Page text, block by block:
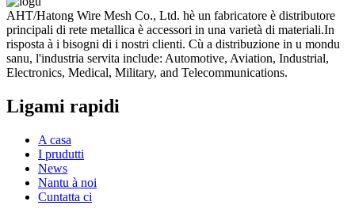
AHT/Hatong Wire Mesh Co., Ltd. hè un fabricatore è distributore
principali di rete metallica è accessori in una varietà di materiali.In
risposta à i bisogni di i nostri clienti. Cù a distribuzione in u mondu
sanu, l'industria servita include: Automotive, Aviation, Industrial,
Electronics, Medical, Military, and Telecommunications.
Ligami rapidi
A casa
I prudutti
News
Nantu à noi
Cuntatta ci